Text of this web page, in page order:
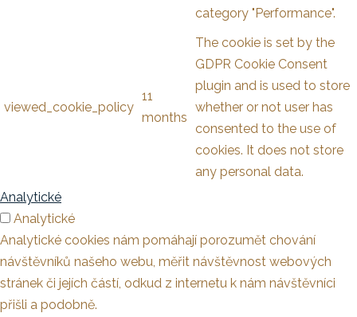
category "Performance".
viewed_cookie_policy
11
months
The cookie is set by the
GDPR Cookie Consent
plugin and is used to store
whether or not user has
consented to the use of
cookies. It does not store
any personal data.
Analytické
Analytické
Analytické cookies nám pomáhají porozumět chování
návštěvníků našeho webu, měřit návštěvnost webových
stránek či jejích částí, odkud z internetu k nám návštěvníci
přišli a podobně.